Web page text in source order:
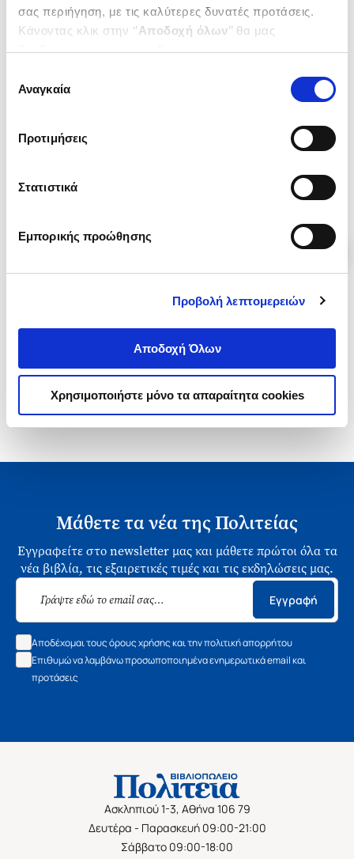
σας περιήγηση, με τις καλύτερες δυνατές προτάσεις.
Κάνοντας κλικ στην ‘’Αποδοχή όλων’’ θα μας
βοηθήσετε να ανταποκριθούμε στα παραπάνω.
ενδιαφέρουν και να επιλέξετε από τα παρακάτω με την
΄΄και να ενημερωθείτε σχετικά με
συγκατάθεσης
Αναγκαία
Προτιμήσεις
Στατιστικά
Εμπορικής προώθησης
Προβολή λεπτομερειών
Αποδοχή Όλων
Χρησιμοποιήστε μόνο τα απαραίτητα cookies
Εξαντλημένο
(0)
LEROY GILLES
(0)
Η ΚΥΡΙΑ Χ. ΠΗΓΑΙΝΕΙ ΣΙΝΕΜΑ
Μάθετε τα νέα της Πολιτείας
Εγγραφείτε στο newsletter μας και μάθετε πρώτοι όλα τα
νέα βιβλία, τις εξαιρετικές τιμές και τις εκδηλώσεις μας.
Εγγραφή
Αποδέχομαι τους όρους χρήσης και την πολιτική απορρήτου
Επιθυμώ να λαμβάνω προσωποποιημένα ενημερωτικά email και
προτάσεις
Ασκληπιού 1-3, Αθήνα 106 79
Δευτέρα - Παρασκευή 09:00-21:00
Σάββατο 09:00-18:00